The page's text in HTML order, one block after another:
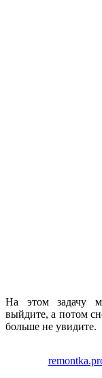
На этом задачу
выйдите, а потом
больше не увидите.